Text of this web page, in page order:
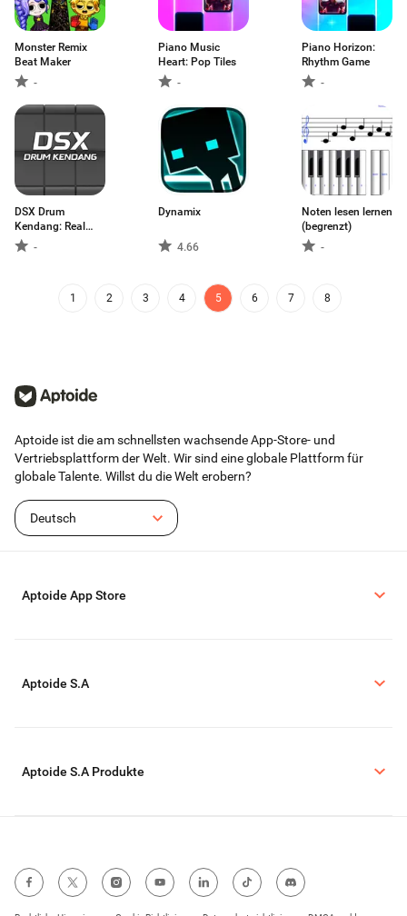
Monster Remix
Beat Maker
-
Piano Music
Heart: Pop Tiles
-
Piano Horizo​​n:
Rhythm Game
-
DSX Drum
Kendang: Real
Pad -
Dynamix
4.66
Noten lesen lernen
(begrenzt)
-
1 2 3 4 5 6 7 8
Aptoide ist die am schnellsten wachsende App-Store- und
Vertriebsplattform der Welt. Wir sind eine globale Plattform für
globale Talente. Willst du die Welt erobern?
Deutsch
Aptoide App Store
Aptoide S.A
Aptoide S.A Produkte